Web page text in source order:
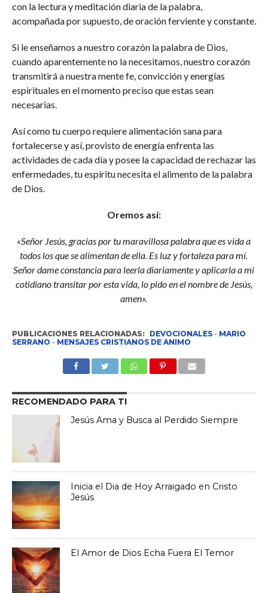
con la lectura y meditación diaria de la palabra,
acompañada por supuesto, de oración ferviente y constante.
Si le enseñamos a nuestro corazón la palabra de Dios,
cuando aparentemente no la necesitamos, nuestro corazón
transmitirá a nuestra mente fe, convicción y energías
espirituales en el momento preciso que estas sean
necesarias.
Así como tu cuerpo requiere alimentación sana para
fortalecerse y así, provisto de energía enfrenta las
actividades de cada día y posee la capacidad de rechazar las
enfermedades, tu espíritu necesita el alimento de la palabra
de Dios.
Oremos así:
«Señor Jesús, gracias por tu maravillosa palabra que es vida a
todos los que se alimentan de ella. Es luz y fortaleza para mí.
Señor dame constancia para leerla diariamente y aplicarla a mi
cotidiano transitar por esta vida, lo pido en el nombre de Jesús,
amen».
PUBLICACIONES RELACIONADAS: DEVOCIONALES- MARIO
SERRANO - MENSAJES CRISTIANOS DE ANIMO
RECOMENDADO PARA TI
Jesús Ama y Busca al Perdido Siempre
Inicia el Dia de Hoy Arraigado en Cristo
Jesús
El Amor de Dios Echa Fuera El Temor